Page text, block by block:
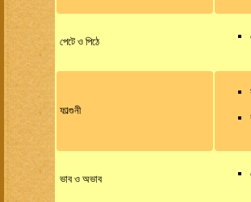
পেটে ও পিঠে
ফাল্গুনী
ভাব ও অভাব